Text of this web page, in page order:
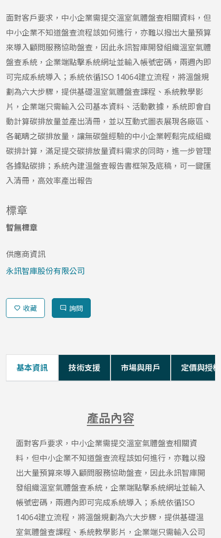
面對客戶要求，中小企業需提交溫室氣體盤查相關資料，但
中小企業不知道盤查流程該如何進行，亦難以撥出大量預算
來導入顧問服務協助盤查，因此永訊智庫開發組織溫室氣體
盤查系統，企業端點擊系統網址並輸入帳號密碼，兩週內即
可完成系統導入；系統依循ISO 14064建立流程，將溫盤規
劃為六大步驟，提供基礎溫室氣體盤查課程、系統教學影
片，企業端只需輸入公司基本資料、活動數據，系統即會自
動計算碳排放量並產出清冊，並以互動式圖表展現各廠區、
各範疇之碳排放量，讓無碳盤經驗的中小企業輕鬆完成組織
碳排計算，滿足提交碳排放量資料需求的同時，進一步管理
各據點碳排；系統內建溫盤查報告書框架及底稿，可一鍵匯
入清冊，高效率產出報告
標章
暫無標章
供應商資訊
永訊智庫股份有限公司
收藏 詢問
基本資訊 技術支援 市場與用戶 定價與授權
產品內容
面對客戶要求，中小企業需提交溫室氣體盤查相關資
料，但中小企業不知道盤查流程該如何進行，亦難以撥
出大量預算來導入顧問服務協助盤查，因此永訊智庫開
發組織溫室氣體盤查系統，企業端點擊系統網址並輸入
帳號密碼，兩週內即可完成系統導入；系統依循ISO
14064建立流程，將溫盤規劃為六大步驟，提供基礎溫
室氣體盤查課程、系統教學影片，企業端只需輸入公司